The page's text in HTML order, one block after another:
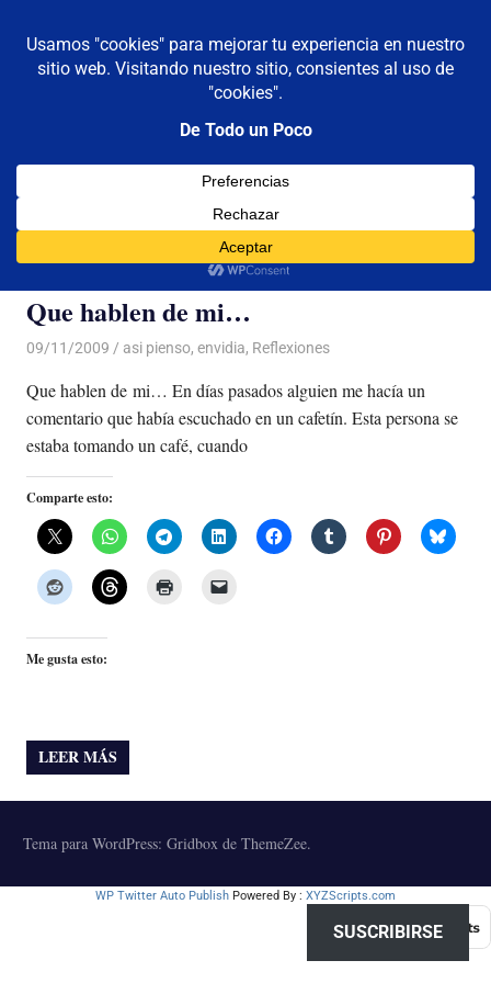
contenido
De todo un poco
Reflexiones,
Viajes
MENÚ
Etiqueta:que hablen
Que hablen de mi…
09/11/2009 Luis Castellanos
asi pienso, envidia, Reflexiones
Que hablen de mi… En días pasados alguien me hacía un
comentario que había escuchado en un cafetín. Esta persona se
estaba tomando un café, cuando
Comparte esto:
Me gusta esto:
LEER MÁS
Tema para WordPress: Gridbox de ThemeZee.
WP Twitter Auto Publish Powered By : XYZScripts.com
SUSCRIBIRSE